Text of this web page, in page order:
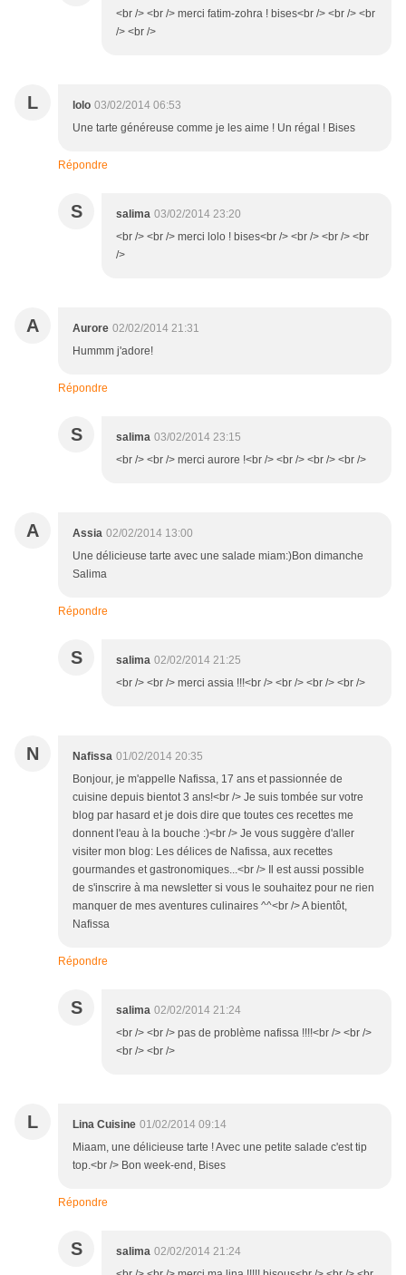
<br /> <br /> merci fatim-zohra ! bises<br /> <br /> <br
/> <br />
L lolo 03/02/2014 06:53
Une tarte généreuse comme je les aime ! Un régal ! Bises
Répondre
S salima 03/02/2014 23:20
<br /> <br /> merci lolo ! bises<br /> <br /> <br /> <br
/>
A Aurore 02/02/2014 21:31
Hummm j'adore!
Répondre
S salima 03/02/2014 23:15
<br /> <br /> merci aurore !<br /> <br /> <br /> <br />
A Assia 02/02/2014 13:00
Une délicieuse tarte avec une salade miam:)Bon dimanche
Salima
Répondre
S salima 02/02/2014 21:25
<br /> <br /> merci assia !!!<br /> <br /> <br /> <br />
N Nafissa 01/02/2014 20:35
Bonjour, je m'appelle Nafissa, 17 ans et passionnée de
cuisine depuis bientot 3 ans!<br /> Je suis tombée sur votre
blog par hasard et je dois dire que toutes ces recettes me
donnent l'eau à la bouche :)<br /> Je vous suggère d'aller
visiter mon blog: Les délices de Nafissa, aux recettes
gourmandes et gastronomiques...<br /> Il est aussi possible
de s'inscrire à ma newsletter si vous le souhaitez pour ne rien
manquer de mes aventures culinaires ^^<br /> A bientôt,
Nafissa
Répondre
S salima 02/02/2014 21:24
<br /> <br /> pas de problème nafissa !!!!<br /> <br />
<br /> <br />
L Lina Cuisine 01/02/2014 09:14
Miaam, une délicieuse tarte ! Avec une petite salade c'est tip
top.<br /> Bon week-end, Bises
Répondre
S salima 02/02/2014 21:24